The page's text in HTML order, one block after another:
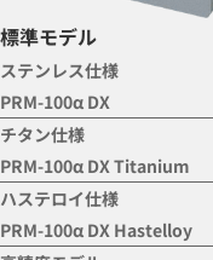
標準モデル
ステンレス仕様
PRM-100α DX
チタン仕様
PRM-100α DX Titanium
ハステロイ仕様
PRM-100α DX Hastelloy